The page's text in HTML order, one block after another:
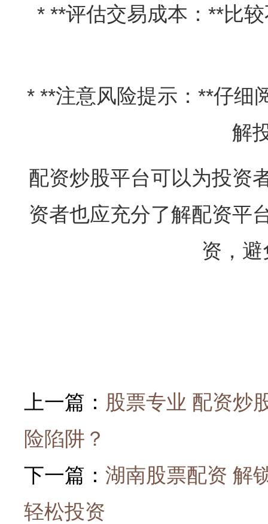
* **评估交易成本：**比
* **注意风险提示：**仔细
解
配资炒股平台可以为投资
资者也应充分了解配资平
资，
上一篇： 股票专业 配资炒
险陷阱？
下一篇： 湖南股票配资 解
轻松投资